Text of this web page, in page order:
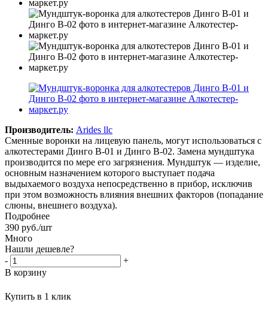
Производитель: Arides llc
Cменные воронки на лицевую панель, могут использоваться с
алкотестерами Динго В-01 и Динго В-02. Замена мундштука
производится по мере его загрязнения. Мундштук — изделие,
основным назначением которого выступает подача
выдыхаемого воздуха непосредственно в прибор, исключив
при этом возможность влияния внешних факторов (попадание
слюны, внешнего воздуха).
Подробнее
390 руб./шт
Много
Нашли дешевле?
-
+
В корзину
Купить в 1 клик